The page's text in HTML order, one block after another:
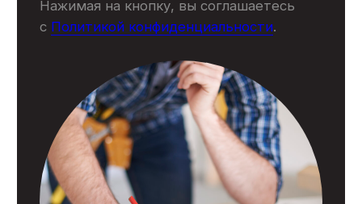
Выполненные объекты
О компании
Сотрудники
Отзывы
Сертификаты
ИНН: 7727308263
ОГРН: 1177746007614